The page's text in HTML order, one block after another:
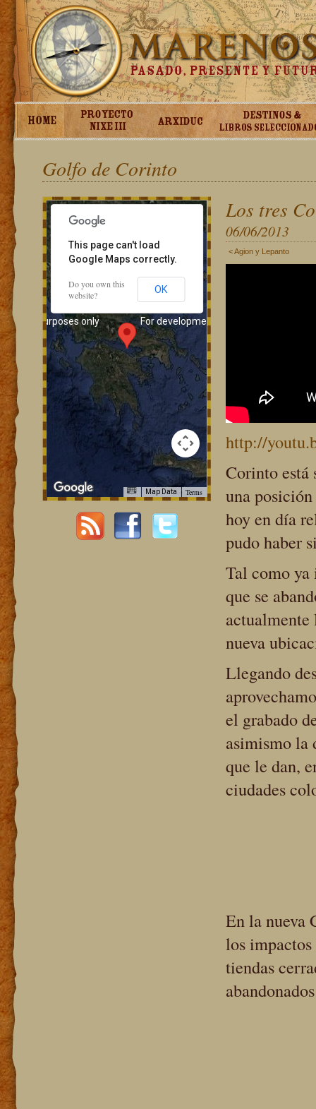
Golfo de Corinto
For development purposes only
purposes only
purposes only
For development purposes only
For development purposes only
purposes only
Map Data Terms
This page can't load
Google Maps correctly.
Do you own this
website?
OK
Los tres
06/06/2013
< Agion y Lepanto
http://
Corinto está
una
hoy en día
pudo haber
Tal como
que se
actualmente
nueva
Llegando
el grabado
asimismo la
que le dan,
ciudades
En la nueva
los
tiendas